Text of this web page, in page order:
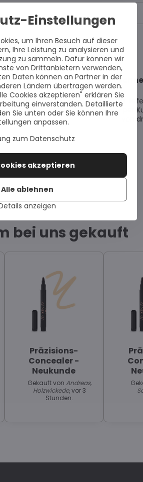
Auf Lager
sind auf Lager und
versandbereit.
Wir
per
von
bei uns gekauft
Präzisions-
Concealer -
Neukunde
Gekauft von Andreas,
Holzwickede, vor 3
Stunden.
Einstellungen
um Ihren Besuch auf dieser
Ihre Leistung zu analysieren und
zu sammeln. Dafür können wir
von Drittanbietern verwenden,
Daten können an Partner in der
Ländern übertragen werden.
Cookies akzeptieren" erklären Sie
einverstanden. Detaillierte
Sie unten oder Sie können Ihre
anpassen.
zum Datenschutz
anzeigen
akzeptieren
Alle ablehnen